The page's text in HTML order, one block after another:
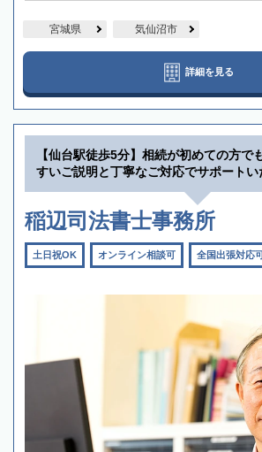
宮城県 気仙沼市
詳細を見る
【仙台駅徒歩5分】相続が初めての方で
すいご説明と丁寧なご対応でサポートい
稲辺司法書士事務所
土日祝OK オンライン相談可 全国出張対応